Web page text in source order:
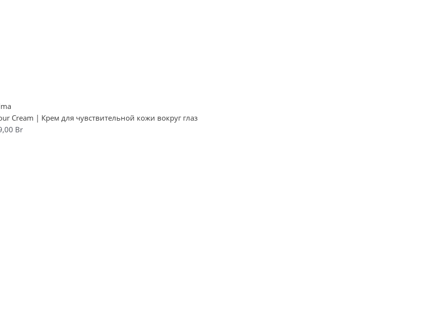
Cream | Крем для чувствительной кожи вокруг глаз
Br